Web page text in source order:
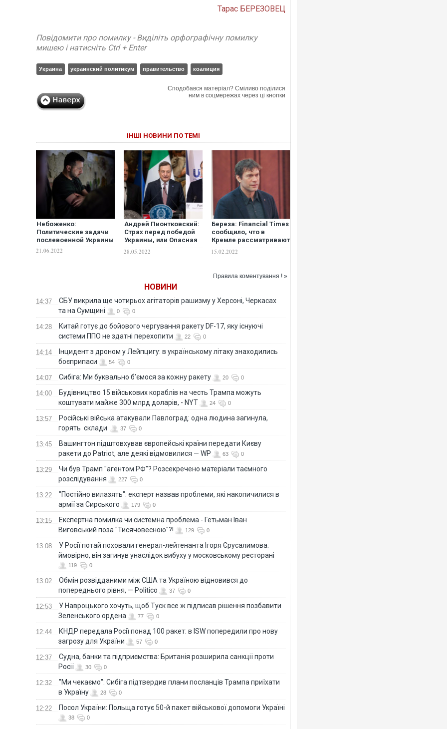
Тарас БЕРЕЗОВЕЦ
Повідомити про помилку - Виділіть орфографічну помилку
мишею і натисніть Ctrl + Enter
Украина украинский политикум правительство коалиция
Сподобався матеріал? Сміливо поділися
ним в соцмережах через ці кнопки
ІНШІ НОВИНИ ПО ТЕМІ
Небоженко:
Политические задачи
послевоенной Украины
21.06.2022
Андрей Пионтковский:
Страх перед победой
Украины, или Опасная
Западе
28.05.2022
Береза: Financial Times
сообщило, что в
Кремле рассматривают
потенциальным
правительства
15.02.2022
Правила коментування ! »
НОВИНИ
14:37
СБУ викрила ще чотирьох агітаторів рашизму у Херсоні, Черкасах
та на Сумщині
0 0
14:28
Китай готує до бойового чергування ракету DF-17, яку існуючі
системи ППО не здатні перехопити
22 0
14:14
Інцидент з дроном у Лейпцигу: в українському літаку знаходились
боєприпаси
54 0
14:07 Сибіга: Ми буквально б’ємося за кожну ракету 20 0
14:00
Будівництво 15 військових кораблів на честь Трампа можуть
коштувати майже 300 млрд доларів, - NYT
24 0
13:57
Російські війська атакували Павлоград: одна людина загинула,
горять склади
37 0
13:45
Вашингтон підштовхував європейські країни передати Києву
ракети до Patriot, але деякі відмовилися — WP
63 0
13:29
Чи був Трамп "агентом РФ"? Розсекречено матеріали таємного
розслідування
227 0
13:22
"Постійно вилазять": експерт назвав проблеми, які накопичилися в
армії за Сирського
179 0
13:15
Eкспертна помилка чи системна проблема - Гетьман Іван
Виговський поза "Тисячовесною"?!
129 0
13:08
У Росії потай поховали генерал-лейтенанта Ігоря Єрусалимова:
ймовірно, він загинув унаслідок вибуху у московському ресторані
119 0
13:02
Обмін розвідданими між США та Україною відновився до
попереднього рівня, — Politico
37 0
12:53
У Навроцького хочуть, щоб Туск все ж підписав рішення позбавити
Зеленського ордена
77 0
12:44
КНДР передала Росії понад 100 ракет: в ISW попередили про нову
загрозу для України
57 0
12:37
Судна, банки та підприємства: Британія розширила санкції проти
Росії
30 0
12:32
"Ми чекаємо": Сибіга підтвердив плани посланців Трампа приїхати
в Україну
28 0
12:22 Посол України: Польща готує 50-й пакет військової допомоги Україні
38 0
Росія атакувала Суми КАБами:
торговельний центр, будинки, є
Топпосадовцю Повітряних Сил